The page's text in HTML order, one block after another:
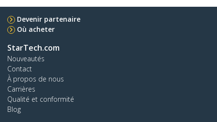
Devenir partenaire
Où acheter
StarTech.com
Nouveautés
Contact
À propos de nous
Carrières
Qualité et conformité
Blog